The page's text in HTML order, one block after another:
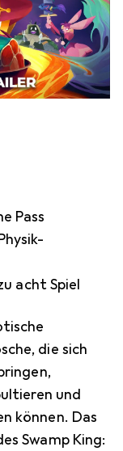
Pass
acht Spiel
die sich
und
können. Das
Swamp King: